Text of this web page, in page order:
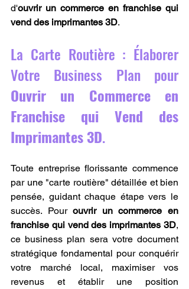
d'ouvrir un commerce en franchise qui
vend des imprimantes 3D.
La Carte Routière : Élaborer
Ouvrir un Commerce en
Franchise qui Vend des
Imprimantes 3D.
Toute entreprise florissante commence
par une "carte routière" détaillée et bien
pensée, guidant chaque étape vers le
succès. Pour ouvrir un commerce en
franchise qui vend des imprimantes 3D,
ce business plan sera votre document
stratégique fondamental pour conquérir
votre marché local, maximiser vos
revenus et établir une position